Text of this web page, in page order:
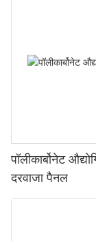
पॉलीकार्बोनेट
दरवाजा पैनल